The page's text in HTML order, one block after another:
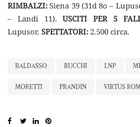
RIMBALZI:Siena 39 (31d 8o –
– Landi 11).USCITI PER 5
Lupusor. SPETTATORI: 2.500 circa.
BALDASSO BUCCHI LNP
MORETTI PRANDIN VIRTUS